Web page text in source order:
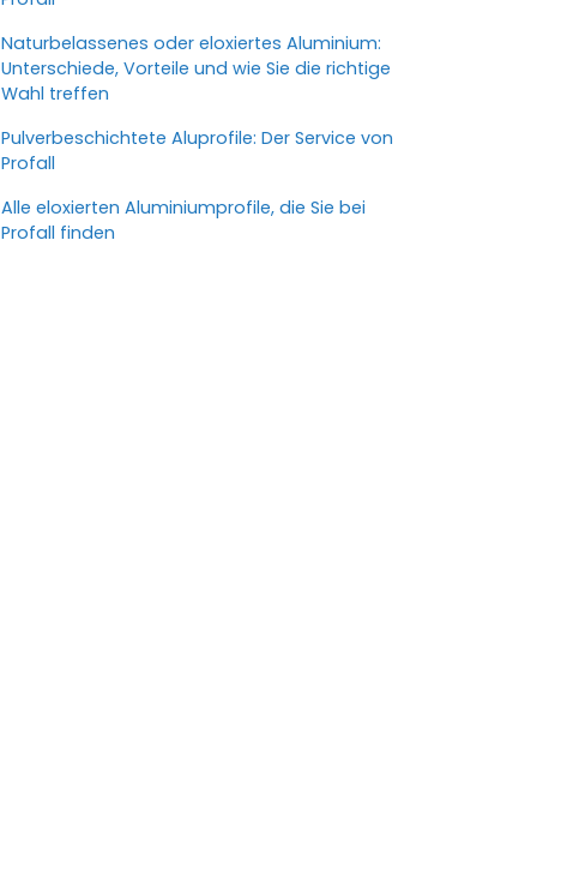
Naturbelassenes oder eloxiertes Aluminium:
Unterschiede, Vorteile und wie Sie die richtige
Wahl treffen
Pulverbeschichtete Aluprofile: Der Service von
Profall
Alle eloxierten Aluminiumprofile, die Sie bei
Profall finden